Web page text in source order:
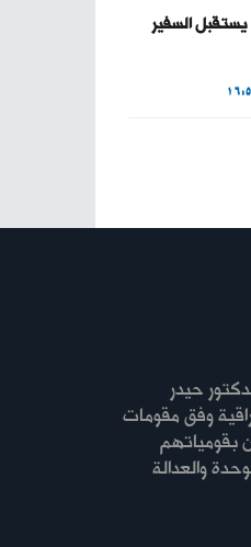
يستقبل السفير
حيدر
وفق مقومات
بقومياتهم
والعدالة